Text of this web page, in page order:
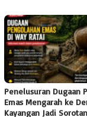
Penelusuran Dugaan
Emas Mengarah ke
Kayangan Jadi Sorotan